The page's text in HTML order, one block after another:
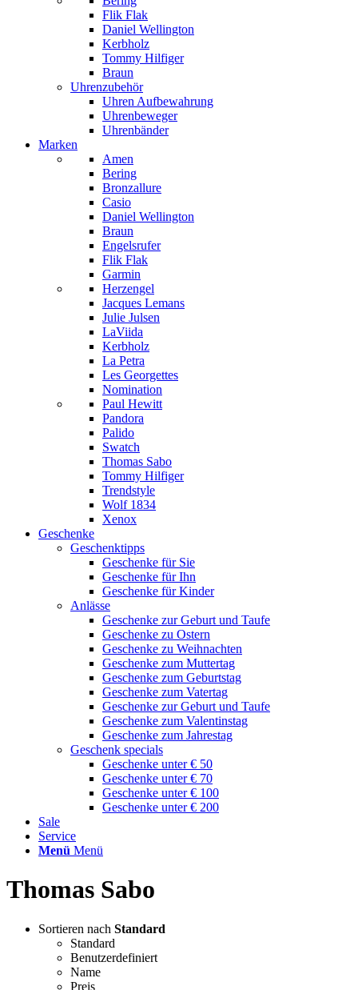
Flik Flak
Daniel Wellington
Kerbholz
Tommy Hilfiger
Braun
Uhrenzubehör
Uhren Aufbewahrung
Uhrenbeweger
Uhrenbänder
Marken
Amen
Bering
Bronzallure
Casio
Daniel Wellington
Braun
Engelsrufer
Flik Flak
Garmin
Herzengel
Jacques Lemans
Julie Julsen
LaViida
Kerbholz
La Petra
Les Georgettes
Nomination
Paul Hewitt
Pandora
Palido
Swatch
Thomas Sabo
Tommy Hilfiger
Trendstyle
Wolf 1834
Xenox
Geschenke
Geschenktipps
Geschenke für Sie
Geschenke für Ihn
Geschenke für Kinder
Anlässe
Geschenke zur Geburt und Taufe
Geschenke zu Ostern
Geschenke zu Weihnachten
Geschenke zum Muttertag
Geschenke zum Geburtstag
Geschenke zum Vatertag
Geschenke zur Geburt und Taufe
Geschenke zum Valentinstag
Geschenke zum Jahrestag
Geschenk specials
Geschenke unter € 50
Geschenke unter € 70
Geschenke unter € 100
Geschenke unter € 200
Sale
Service
Menü Menü
Thomas Sabo
Sortieren nach Standard
Standard
Benutzerdefiniert
Name
Preis